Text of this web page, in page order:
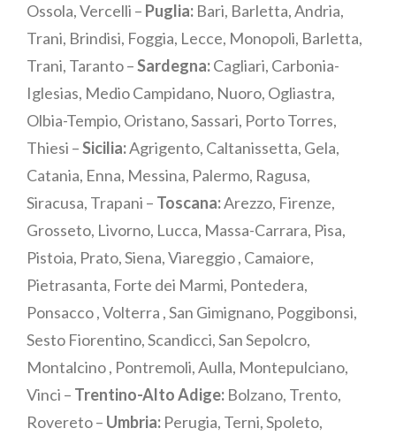
Ossola, Vercelli – Puglia: Bari, Barletta, Andria,
Trani, Brindisi, Foggia, Lecce, Monopoli, Barletta,
Trani, Taranto –Sardegna:Cagliari, Carbonia-
Iglesias, Medio Campidano, Nuoro, Ogliastra,
Olbia-Tempio, Oristano, Sassari, Porto Torres,
Thiesi –Sicilia:Agrigento, Caltanissetta, Gela,
Catania, Enna, Messina, Palermo, Ragusa,
Siracusa, Trapani – Toscana:Arezzo, Firenze,
Grosseto, Livorno, Lucca, Massa-Carrara, Pisa,
Pistoia, Prato, Siena, Viareggio , Camaiore,
Pietrasanta, Forte dei Marmi, Pontedera,
Ponsacco , Volterra , San Gimignano, Poggibonsi,
Sesto Fiorentino, Scandicci, San Sepolcro,
Montalcino , Pontremoli, Aulla, Montepulciano,
Vinci – Trentino-Alto Adige: Bolzano, Trento,
Rovereto – Umbria: Perugia, Terni, Spoleto,